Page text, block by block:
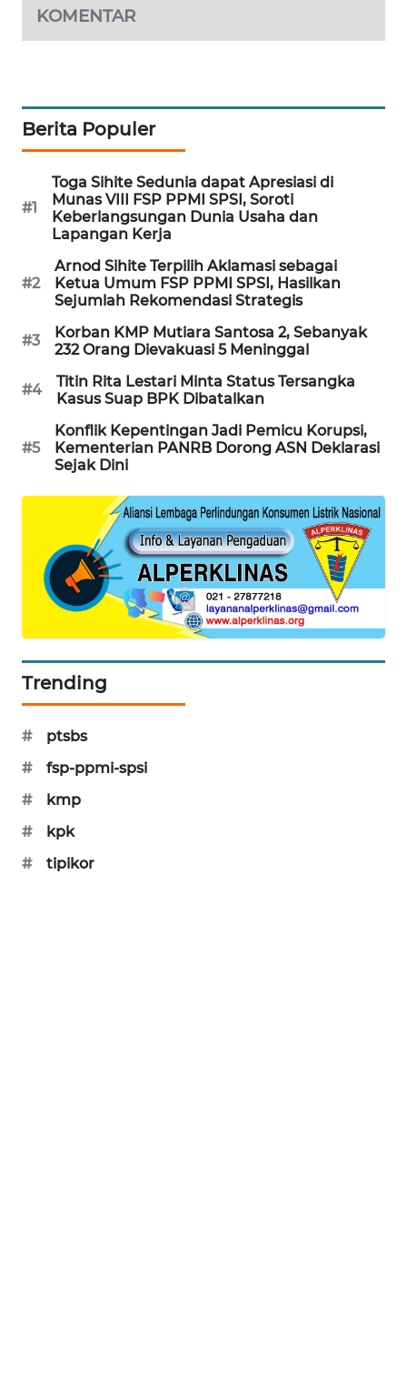
KOMENTAR
Berita Populer
#1
Toga Sihite Sedunia dapat Apresiasi di
Munas VIII FSP PPMI SPSI, Soroti
Keberlangsungan Dunia Usaha dan
Lapangan Kerja
#2
Arnod Sihite Terpilih Aklamasi sebagai
Ketua Umum FSP PPMI SPSI, Hasilkan
Sejumlah Rekomendasi Strategis
#3
Korban KMP Mutiara Santosa 2, Sebanyak
232 Orang Dievakuasi 5 Meninggal
#4
Titin Rita Lestari Minta Status Tersangka
Kasus Suap BPK Dibatalkan
#5
Konflik Kepentingan Jadi Pemicu Korupsi,
Kementerian PANRB Dorong ASN Deklarasi
Sejak Dini
Trending
#
ptsbs
#
fsp-ppmi-spsi
#
kmp
#
kpk
#
tipikor
PERSONA
WAHANA
HEALTH
WAHANA
DESA
WISATA
LAPAK
WAHANA
Wahana
LISTRIK
MASYARAKAT
KELISTRIKAN
WALINKI
ID
MAWAKA
MARTABAT
NET
PLN
WATCH
LPKKI